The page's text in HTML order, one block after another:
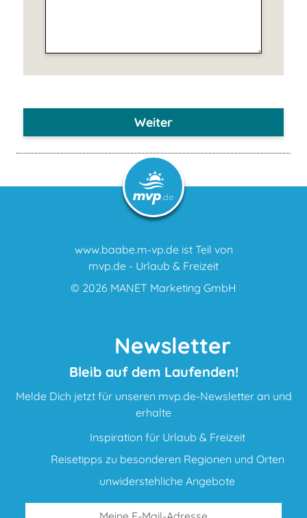
Weiter
www.baabe.m-vp.de ist Teil von
mvp.de - Urlaub & Freizeit
© 2026 MANET Marketing GmbH
Newsletter
Bleib auf dem Laufenden!
Melde Dich jetzt für unseren mvp.de-Newsletter an und
erhalte
Inspiration für Urlaub & Freizeit
Reisetipps zu besonderen Regionen und Orten
unwiderstehliche Angebote